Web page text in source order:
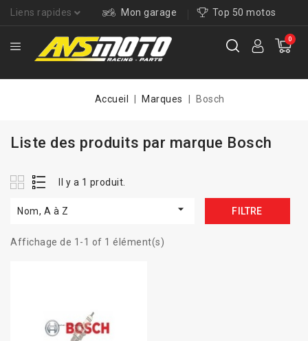
Liens rapides Mon garage Top 50 motos
0
Accueil Marques Bosch
Liste des produits par marque Bosch
Il y a 1 produit.
Nom, A à Z  FILTRE
Affichage de 1-1 of 1 élément(s)